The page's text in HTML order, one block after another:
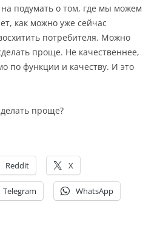
на подумать о том, где мы можем
как можно уже сейчас
потребителя. Можно
проще. Не качественнее,
по функции и качеству. И это
проще?
Reddit X
Telegram WhatsApp